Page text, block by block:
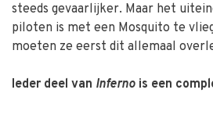
steeds gevaarlijker. Maar het
piloten is met een Mosquito te
moeten ze eerst dit allemaal
Ieder deel van Inferno is een